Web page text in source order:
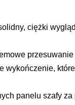
ciężki
panelu szafy